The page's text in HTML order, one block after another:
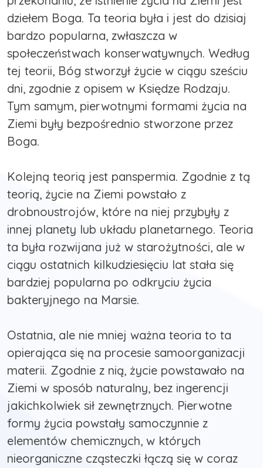
dziełem Boga. Ta teoria była i jest do dzisiaj
bardzo popularna, zwłaszcza w
społeczeństwach konserwatywnych. Według
tej teorii, Bóg stworzył życie w ciągu sześciu
dni, zgodnie z opisem w Księdze Rodzaju.
Tym samym, pierwotnymi formami życia na
Ziemi były bezpośrednio stworzone przez
Boga.
Kolejną teorią jest panspermia. Zgodnie z tą
teorią, życie na Ziemi powstało z
drobnoustrojów, które na niej przybyły z
innej planety lub układu planetarnego. Teoria
ta była rozwijana już w starożytności, ale w
ciągu ostatnich kilkudziesięciu lat stała się
bardziej popularna po odkryciu życia
bakteryjnego na Marsie.
Ostatnia, ale nie mniej ważna teoria to ta
opierająca się na procesie samoorganizacji
materii. Zgodnie z nią, życie powstawało na
Ziemi w sposób naturalny, bez ingerencji
jakichkolwiek sił zewnętrznych. Pierwotne
formy życia powstały samoczynnie z
elementów chemicznych, w których
nieorganiczne cząsteczki łączą się w coraz